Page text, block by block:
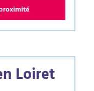
Loiret